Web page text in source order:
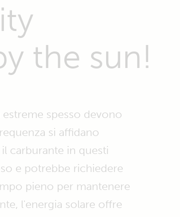
the sun!
spesso devono
si affidano
carburante in questi
e potrebbe richiedere
pieno per mantenere
l'energia solare offre